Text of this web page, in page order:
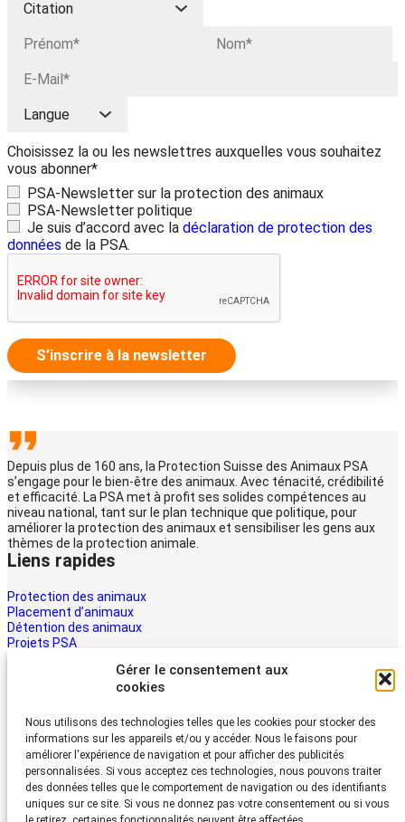
Gérer le consentement aux
cookies
Nous utilisons des technologies telles que les cookies pour stocker des
informations sur les appareils et/ou y accéder. Nous le faisons pour
améliorer l'expérience de navigation et pour afficher des publicités
personnalisées. Si vous acceptez ces technologies, nous pouvons traiter
des données telles que le comportement de navigation ou des identifiants
uniques sur ce site. Si vous ne donnez pas votre consentement ou si vous
Choisissez la ou les newslettres auxquelles vous souhaitez
vous abonner*
PSA-Newsletter sur la protection des animaux
PSA-Newsletter politique
Je suis d’accord avec la déclaration de protection des
données de la PSA.
S’inscrire à la newsletter
Depuis plus de 160 ans, la Protection Suisse des Animaux PSA
s’engage pour le bien-être des animaux. Avec ténacité, crédibilité
et efficacité. La PSA met à profit ses solides compétences au
niveau national, tant sur le plan technique que politique, pour
améliorer la protection des animaux et sensibiliser les gens aux
thèmes de la protection animale.
Liens rapides
Protection des animaux
Placement d’animaux
Détention des animaux
Projets PSA
Les animaux ont besoin d’aide – la vôtre aussi. Soutenez le travail
du Protection Suisse des Animaux PSA
Faire un don
Protection Suisse des Animaux PSA